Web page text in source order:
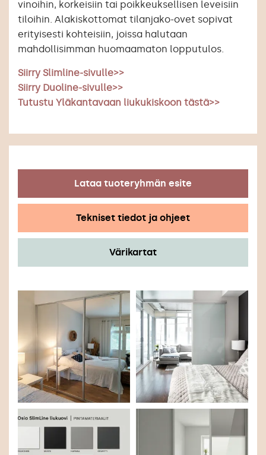
vinoihin, korkeisiin tai poikkeuksellisen leveisiin
tiloihin. Alakiskottomat tilanjako-ovet sopivat
erityisesti kohteisiin, joissa halutaan
mahdollisimman huomaamaton lopputulos.
Siirry Slimline-sivulle>>
Siirry Duoline-sivulle>>
Tutustu Yläkantavaan liukukiskoon tästä>>
Lataa tuoteryhmän esite
Tekniset tiedot ja ohjeet
Värikartat